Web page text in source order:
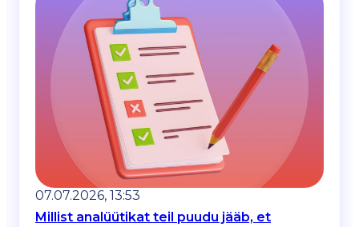
07.07.2026, 13:53
Millist analüütikat teil puudu jääb, et